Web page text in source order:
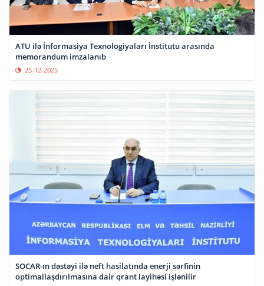
ATU ilə İnformasiya Texnologiyaları İnstitutu arasında
memorandum imzalanıb
25-12-2025
SOCAR-ın dəstəyi ilə neft hasilatında enerji sərfinin
optimallaşdırılmasına dair qrant layihəsi işlənilir